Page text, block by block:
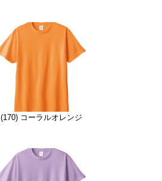
(170) コーラルオレンジ